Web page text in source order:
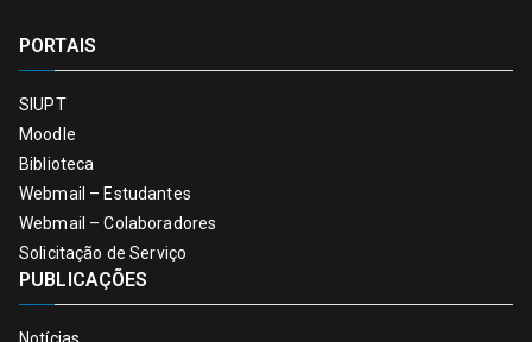
PORTAIS
SIUPT
Moodle
Biblioteca
Webmail – Estudantes
Webmail – Colaboradores
Solicitação de Serviço
PUBLICAÇÕES